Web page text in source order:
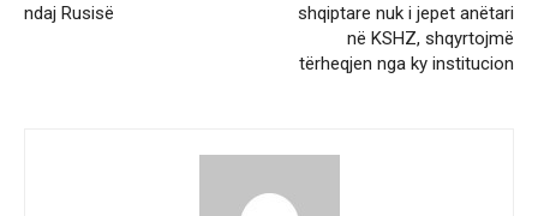
ndaj Rusisë
shqiptare nuk i jepet anëtari
në KSHZ, shqyrtojmë
tërheqjen nga ky institucion